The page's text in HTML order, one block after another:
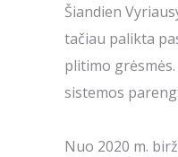
Šiandien
tačiau palikta
plitimo
sistemos
Nuo 2020 m.